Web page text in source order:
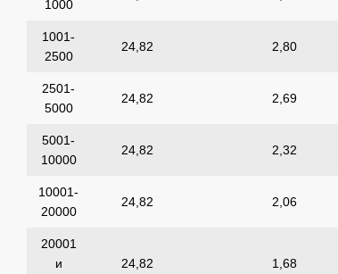
1000
1001-
2500
24,82 2,80
2501-
5000
24,82 2,69
5001-
10000
24,82 2,32
10001-
20000
24,82 2,06
20001
и
24,82 1,68